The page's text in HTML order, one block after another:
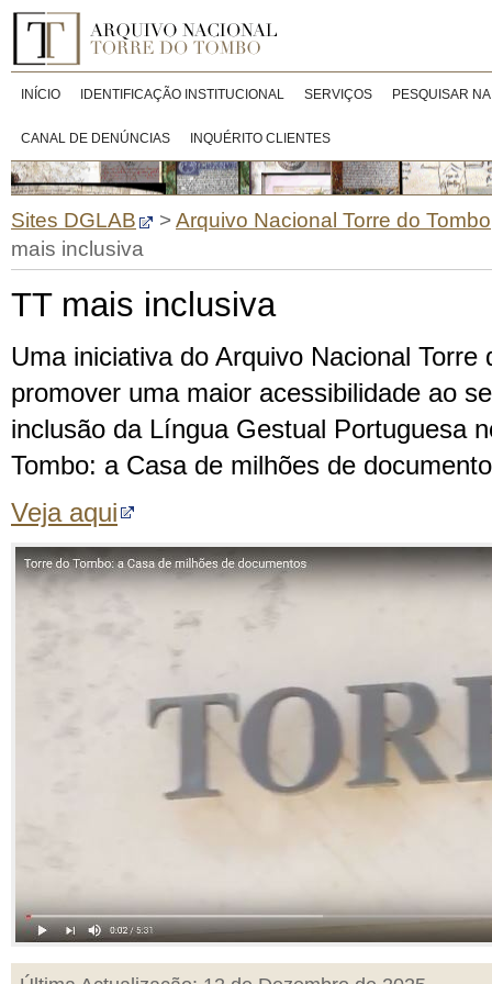
INÍCIO IDENTIFICAÇÃO INSTITUCIONAL SERVIÇOS PESQUISAR
CANAL DE DENÚNCIAS INQUÉRITO CLIENTES
Sites DGLAB >Arquivo Nacional Torre do Tombo
mais inclusiva
TT mais inclusiva
Uma iniciativa do Arquivo Nacional Torre
promover uma maior acessibilidade ao
inclusão da Língua Gestual Portuguesa
Tombo: a Casa de milhões de
Veja aqui